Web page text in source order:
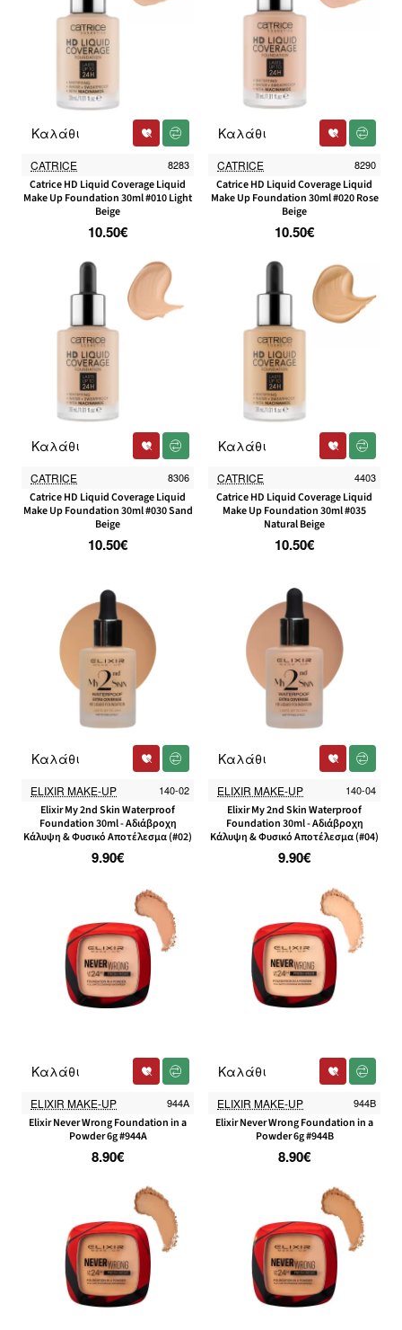
CATRICE 8283
Catrice HD Liquid Coverage Liquid
Make Up Foundation 30ml #010 Light
Beige
10.50€
Καλάθι
CATRICE 8290
Catrice HD Liquid Coverage Liquid
Make Up Foundation 30ml #020 Rose
Beige
10.50€
Καλάθι
CATRICE 8306
Catrice HD Liquid Coverage Liquid
Make Up Foundation 30ml #030 Sand
Beige
10.50€
Καλάθι
CATRICE 4403
Catrice HD Liquid Coverage Liquid
Make Up Foundation 30ml #035
Natural Beige
10.50€
Καλάθι
ELIXIR MAKE-UP 140-02
Elixir My 2nd Skin Waterproof
Foundation 30ml - Αδιάβροχη
Κάλυψη & Φυσικό Αποτέλεσμα (#02)
9.90€
Καλάθι
ELIXIR MAKE-UP 140-04
Elixir My 2nd Skin Waterproof
Foundation 30ml - Αδιάβροχη
Κάλυψη & Φυσικό Αποτέλεσμα (#04)
9.90€
Καλάθι
ELIXIR MAKE-UP 944A
Elixir Never Wrong Foundation in a
Powder 6g #944A
8.90€
Καλάθι
ELIXIR MAKE-UP 944B
Elixir Never Wrong Foundation in a
Powder 6g #944B
8.90€
Καλάθι